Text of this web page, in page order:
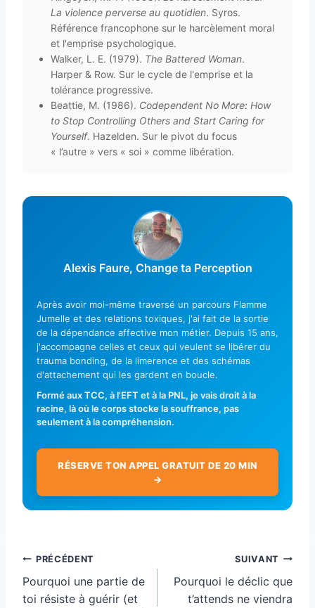
La violence perverse au quotidien. Syros.
Référence francophone sur le harcèlement moral
et l'emprise psychologique.
Walker, L. E. (1979). The Battered Woman.
Harper & Row. Sur le cycle de l'emprise et la
tolérance progressive.
Beattie, M. (1986). Codependent No More: How
to Stop Controlling Others and Start Caring for
Yourself. Hazelden. Sur le pivot du focus
« l’autre » vers « soi » comme libération.
Alexis Faure, Change ta Perception
Après avoir moi-même traversé un parcours Flamme
Jumelle et des relations toxiques, j'ai fait de la sortie
de la dépendance affective mon métier. Depuis 15 ans,
j'accompagne celles et ceux qui veulent se libérer du
trauma bonding, de la limerence et des schémas
d'attachement qui les gardent en boucle.
Formé aux TCC, à l'EFT et à la PNL, je vais droit à la
racine, là où le corps stocke la souffrance, pas
seulement à la compréhension.
RÉSERVE TON APPEL GRATUIT DE 20 MIN
→
Navigation
de
l’article
PRÉCÉDENT
Pourquoi une partie de
toi résiste à guérir (et
SUIVANT
Pourquoi le déclic que
t’attends ne viendra